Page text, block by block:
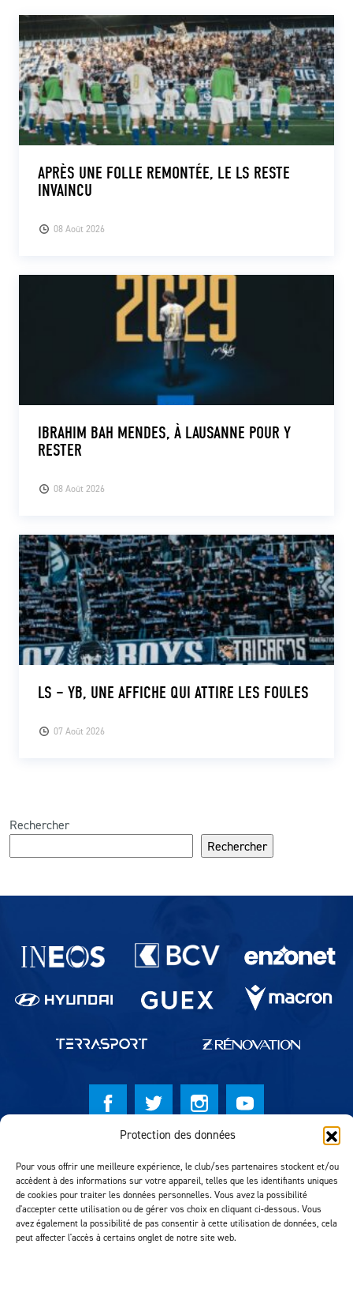
Protection des données
Pour vous offrir une meilleure expérience, le club/ses partenaires stockent et/ou
accèdent à des informations sur votre appareil, telles que les identifiants uniques
de cookies pour traiter les données personnelles. Vous avez la possibilité
d'accepter cette utilisation ou de gérer vos choix en cliquant ci-dessous. Vous
avez également la possibilité de pas consentir à cette utilisation de données, cela
peut affecter l'accès à certains onglet de notre site web.
08 Août 2026
APRÈS UNE FOLLE REMONTÉE, LE LS RESTE
INVAINCU
08 Août 2026
IBRAHIM BAH MENDES, À LAUSANNE POUR Y
RESTER
07 Août 2026
LS – YB, UNE AFFICHE QUI ATTIRE LES FOULES
Rechercher
Rechercher
Partenaires du lausanne-Sport
Réalisation MTM Agency